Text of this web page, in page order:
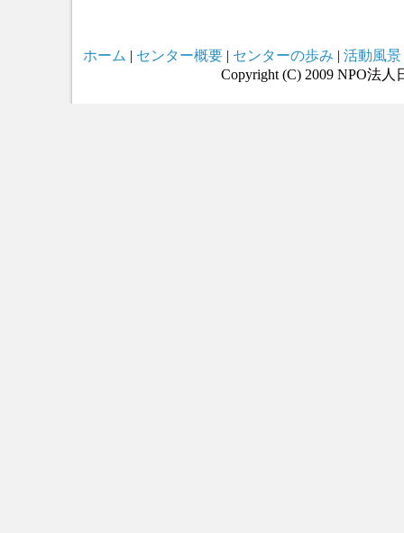
ホーム | センター概要| センターの歩み | 活動風景
Copyright (C) 2009 NPO法